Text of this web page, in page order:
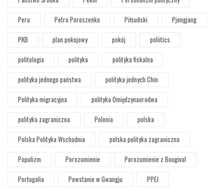
Peru
Petro Poroszenko Piłsudski
Pjongjang
PKB
plan pokojowy pokój
poliitics
politologia
polityka
polityka fiskalna
polityka jednego państwa
polityka jednych Chin
Polityka migracyjna
polityka Omiędzynaorodwa
polityka zagraniczna
Polonia
polska
Polska Polityka Wschodnia
polska polityka zagraniczna
Populizm
Porozumienie
Porozumienie z Bougival
Portugalia
Powstanie w Gwangju PPEJ